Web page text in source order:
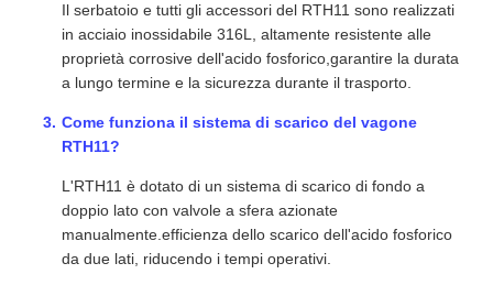
Il serbatoio e tutti gli accessori del RTH11 sono realizzati
in acciaio inossidabile 316L, altamente resistente alle
proprietà corrosive dell'acido fosforico,garantire la durata
a lungo termine e la sicurezza durante il trasporto.
Come funziona il sistema di scarico del vagone
RTH11?
L'RTH11 è dotato di un sistema di scarico di fondo a
doppio lato con valvole a sfera azionate
manualmente.efficienza dello scarico dell'acido fosforico
da due lati, riducendo i tempi operativi.